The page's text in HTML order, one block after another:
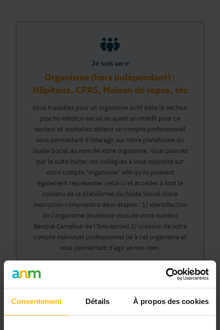
Consentement Détails À propos des cookies
Je suis un·e
Organisme (hors indépendant) :
Hôpitaux, CPAS, Maison de repos, etc
Vous travaillez pour un organisme actif dans le secteur
psycho-médico-social ou ayant un intérêt pour ce
secteur et souhaitez obtenir un compte professionnel
vous permettant d'interagir sur notre plateforme du
Guide Social au nom de votre organisme. Vous pourrez
par la suite inviter vos collègues à vous rejoindre sur
votre compte "organisme" afin qu'ils puissent
également représenter celui-ci et accéder à tout le
contenu de la plateforme du Guide Social.Votre
inscription comprendra deux étapes : 1/ identifiaction
de l'organisme (munissez-vous de votre numéro
Banque Carrefour de l'Entreprise) 2/ création de votre
compte individuel professionnel lié à cet organisme et
vous permettant d'agir en son nom.